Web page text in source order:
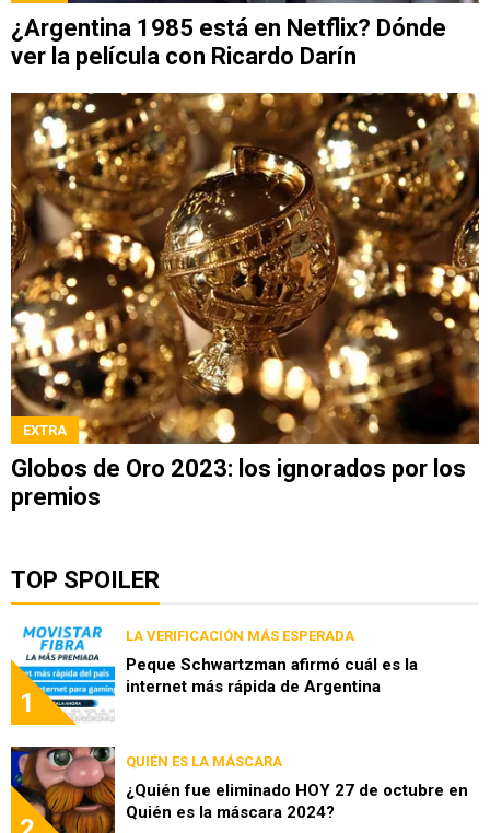
¿Argentina 1985 está en Netflix? Dónde
ver la película con Ricardo Darín
EXTRA
Globos de Oro 2023: los ignorados por los
premios
TOP SPOILER
1
LA VERIFICACIÓN MÁS ESPERADA
Peque Schwartzman afirmó cuál es la
internet más rápida de Argentina
QUIÉN ES LA MÁSCARA
¿Quién fue eliminado HOY 27 de octubre en
Quién es la máscara 2024?